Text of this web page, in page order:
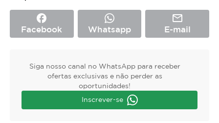
facebook
Facebook Whatsapp
mail_outline
E-mail
Siga nosso canal no WhatsApp para receber
ofertas exclusivas e não perder as
oportunidades!
Inscrever-se